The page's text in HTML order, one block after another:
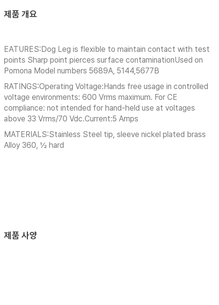
제품 개요
EATURES:Dog Leg is flexible to maintain contact with test
points Sharp point pierces surface contaminationUsed on
Pomona Model numbers 5689A, 5144,5677B
RATINGS:Operating Voltage:Hands free usage in controlled
voltage environments: 600 Vrms maximum. For CE
compliance: not intended for hand-held use at voltages
above 33 Vrms/70 Vdc.Current:5 Amps
MATERIALS:Stainless Steel tip, sleeve nickel plated brass
Alloy 360, ½ hard
제품 사양